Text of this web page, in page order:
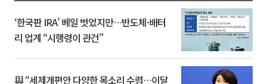
‘한국판 IRA’ 베일 벗었지만…반도체·배터
리 업계 “시행령이 관건”
與 “세제개편안 다양한 목소리 수렴…이달